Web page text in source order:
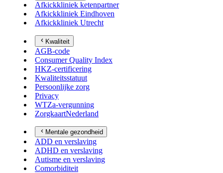
Afkickkliniek ketenpartner
Afkickkliniek Eindhoven
Afkickkliniek Utrecht
Kwaliteit
AGB-code
Consumer Quality Index
HKZ-certificering
Kwaliteitsstatuut
Persoonlijke zorg
Privacy
WTZa-vergunning
ZorgkaartNederland
Mentale gezondheid
ADD en verslaving
ADHD en verslaving
Autisme en verslaving
Comorbiditeit